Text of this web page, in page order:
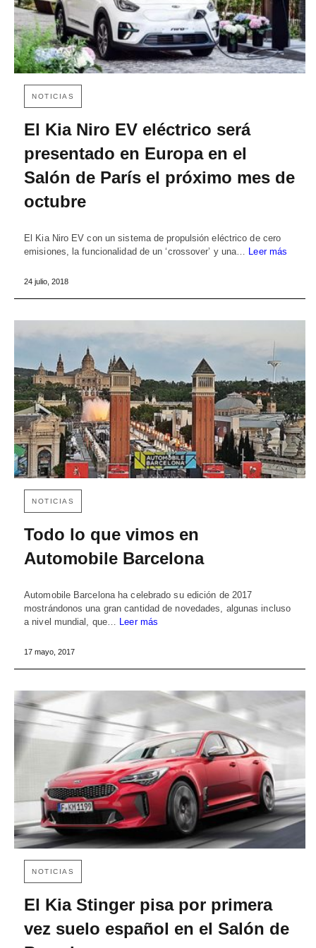
NOTICIAS
El Kia Niro EV eléctrico será
presentado en Europa en el
Salón de París el próximo mes de
octubre
El Kia Niro EV con un sistema de propulsión eléctrico de cero
emisiones, la funcionalidad de un ‘crossover’ y una… Leer más
24 julio, 2018
NOTICIAS
Todo lo que vimos en
Automobile Barcelona
Automobile Barcelona ha celebrado su edición de 2017
mostrándonos una gran cantidad de novedades, algunas incluso
a nivel mundial, que…
Leer más
17 mayo, 2017
NOTICIAS
El Kia Stinger pisa por primera
vez suelo español en el Salón de